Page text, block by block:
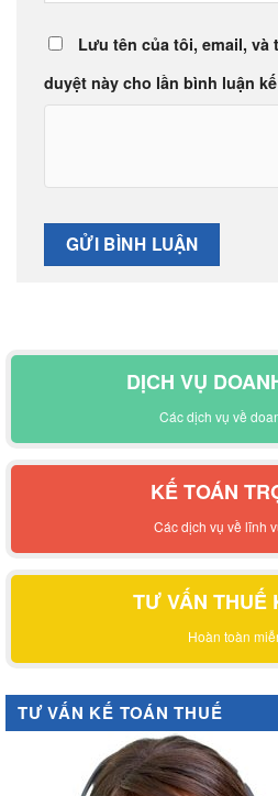
Lưu tên của tôi, email,
duyệt này cho lần bình luận
DỊCH VỤ
Các dịch vụ về
KẾ TOÁN
Các dịch vụ về lĩnh
TƯ VẤN THUẾ
Hoàn toàn
TƯ VẤN KẾ TOÁN THUẾ